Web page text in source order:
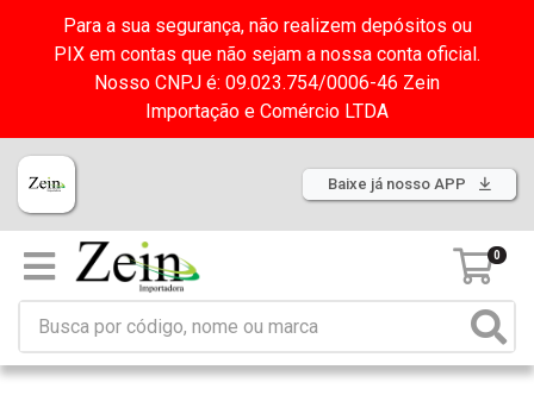
Para a sua segurança, não realizem depósitos ou
PIX em contas que não sejam a nossa conta oficial.
Nosso CNPJ é: 09.023.754/0006-46 Zein
Importação e Comércio LTDA
Baixe já nosso APP
0